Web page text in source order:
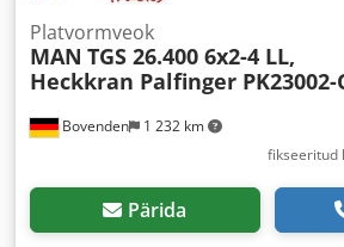
Bovenden 1 232 km
Platvormveok
MAN TGS 26.400 6x2-4 LL,
Heckkran Palfinger PK23002-
fikseeritud
Pärida